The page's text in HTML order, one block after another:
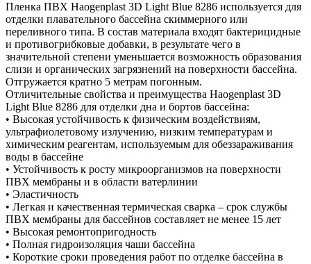
Пленка ПВХ Haogenplast 3D Light Blue 8286 используется для
отделки плавательного бассейна скиммерного или
переливного типа. В состав материала входят бактерицидные
и противогрибковые добавки, в результате чего в
значительной степени уменьшается возможность образования
слизи и органических загрязнений на поверхности бассейна.
Отгружается кратно 5 метрам погонным.
Отличительные свойства и преимущества Haogenplast 3D
Light Blue 8286 для отделки дна и бортов бассейна:
• Высокая устойчивость к физическим воздействиям,
ультрафиолетовому излучению, низким температурам и
химическим реагентам, используемым для обеззараживания
воды в бассейне
• Устойчивость к росту микроорганизмов на поверхности
ПВХ мембраны и в области ватерлинии
• Эластичность
• Легкая и качественная термическая сварка – срок службы
ПВХ мембраны для бассейнов составляет не менее 15 лет
• Высокая ремонтопригодность
• Полная гидроизоляция чаши бассейна
• Короткие сроки проведения работ по отделке бассейна в